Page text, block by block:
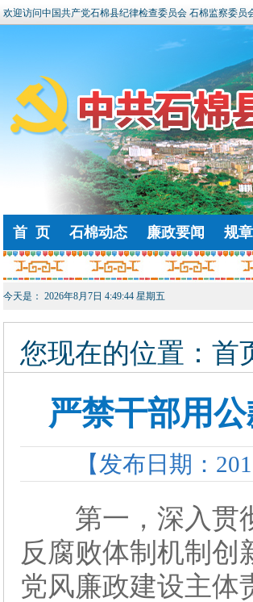
欢迎访问中国共产党石棉县纪律检查委员会 石棉监察委员
首 页 石棉动态 廉政要闻 规
今天是： 2026年8月7日 4:49:44 星期五
您现在的位置： 首
严禁干部用
【发布日期：
第一，深入贯彻
反腐败体制机制创
党风廉政建设主体